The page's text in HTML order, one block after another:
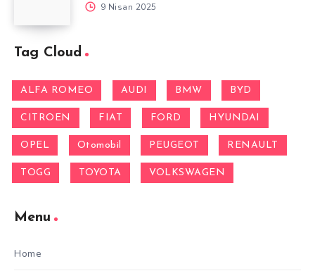
9 Nisan 2025
Tag Cloud
ALFA ROMEO AUDI BMW BYD
CITROEN FIAT FORD HYUNDAI
OPEL Otomobil PEUGEOT RENAULT
TOGG TOYOTA VOLKSWAGEN
Menu
Home